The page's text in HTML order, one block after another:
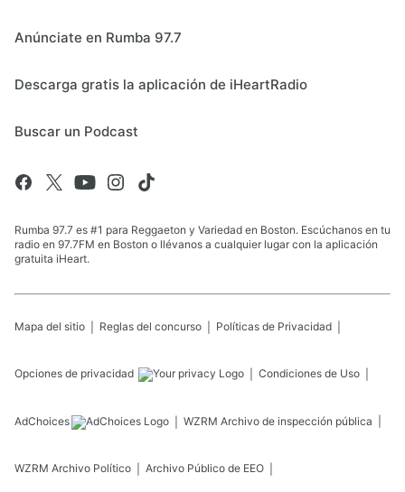
Anúnciate en Rumba 97.7
Descarga gratis la aplicación de iHeartRadio
Buscar un Podcast
Rumba 97.7 es #1 para Reggaeton y Variedad en Boston. Escúchanos en tu
radio en 97.7FM en Boston o llévanos a cualquier lugar con la aplicación
gratuita iHeart.
Mapa del sitio Reglas del concurso Políticas de Privacidad
Opciones de privacidad Condiciones de Uso
AdChoices WZRM Archivo de inspección pública
WZRM Archivo Político Archivo Público de EEO